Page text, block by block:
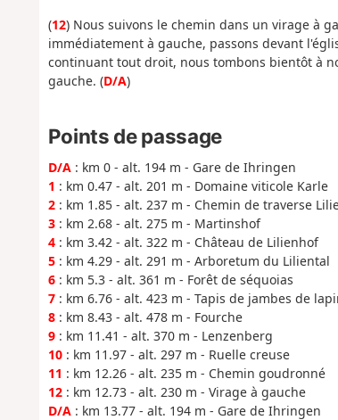
(12) Nous suivons le chemin dans un virage à
immédiatement à gauche, passons devant
continuant tout droit, nous tombons bientôt à
gauche. (D/A)
Points de passage
D/A: km 0 - alt. 194 m - Gare de Ihringen
1 : km 0.47 - alt. 201 m - Domaine viticole Karle
2: km 1.85 - alt. 237 m - Chemin de traverse
3: km 2.68 - alt. 275 m - Martinshof
4: km 3.42 - alt. 322 m - Château de Lilienhof
5: km 4.29 - alt. 291 m - Arboretum du Liliental
6: km 5.3 - alt. 361 m - Forêt de séquoias
7: km 6.76 - alt. 423 m - Tapis de jambes de
8: km 8.43 - alt. 478 m - Fourche
9: km 11.41 - alt. 370 m - Lenzenberg
10: km 11.97 - alt. 297 m - Ruelle creuse
11 : km 12.26 - alt. 235 m - Chemin goudronné
12: km 12.73 - alt. 230 m - Virage à gauche
D/A: km 13.77 - alt. 194 m - Gare de Ihringen